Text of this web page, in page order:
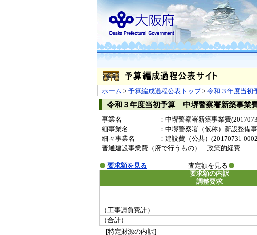
ホーム > 予算編成過程公表トップ> 令和３年度当初
令和３年度当初予算 中堺警察署新築事業
事業名 ：中堺警察署新築事業費
細事業名
：中堺警察署（仮称）新設整備
細々事業名
：建設費（公共）(20170731-
普通建設事業費（府で行うもの） 政策的経費
要求額を見る 査定額を見る
要求額の内訳
調整要求
（工事請負費計）
（合計）
[特定財源の内訳]